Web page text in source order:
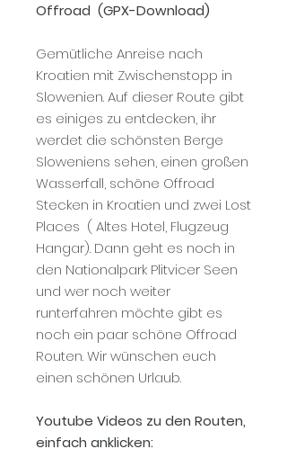
Offroad (GPX-Download)
Gemütliche Anreise nach
Kroatien mit Zwischenstopp in
Slowenien. Auf dieser Route gibt
es einiges zu entdecken, ihr
werdet die schönsten Berge
Sloweniens sehen, einen großen
Wasserfall, schöne Offroad
Stecken in Kroatien und zwei Lost
Places ( Altes Hotel, Flugzeug
Hangar). Dann geht es noch in
den Nationalpark Plitvicer Seen
und wer noch weiter
runterfahren möchte gibt es
noch ein paar schöne Offroad
Routen. Wir wünschen euch
einen schönen Urlaub.
Youtube Videos zu den Routen,
einfach anklicken: